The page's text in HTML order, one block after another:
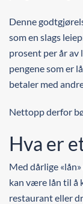
Denne
som en slags
prosent per år av
pengene som er
betaler med
Nettopp derfor
Hva er
Med dårlige
kan være lån til å
restaurant eller